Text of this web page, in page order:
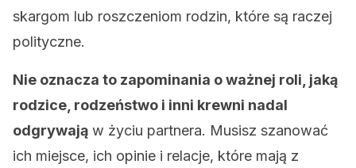
skargom lub roszczeniom rodzin, które są raczej
polityczne.
Nie oznacza to zapominania o ważnej roli, jaką
rodzice, rodzeństwo i inni krewni nadal
odgrywają w życiu partnera. Musisz szanować
ich miejsce, ich opinie i relacje, które mają z